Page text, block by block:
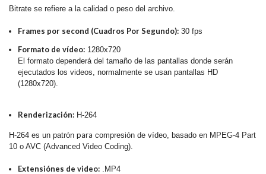
Bitrate se refiere a la calidad o peso del archivo.
Frames por second (Cuadros Por Segundo): 30 fps
Formato de vídeo: 1280x720
El formato dependerá del tamaño de las pantallas donde serán
ejecutados los videos, normalmente se usan pantallas HD
(1280x720).
Renderización: H-264
H-264 es un patrón para compresión de vídeo, basado en MPEG-4 Part
10 o AVC (Advanced Video Coding).
Extensiónes de video: .MP4